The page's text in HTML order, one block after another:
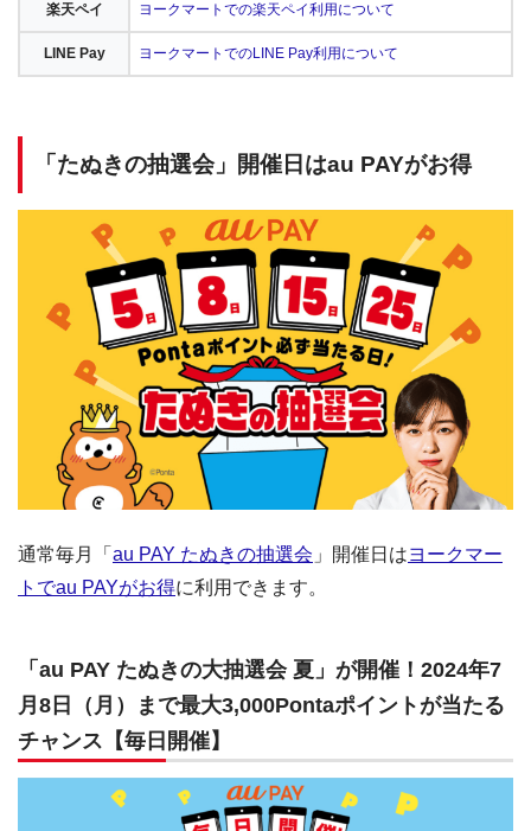
楽天ペイ ヨークマートでの楽天ペイ利用について
LINE Pay ヨークマートでのLINE Pay利用について
「たぬきの抽選会」開催日はau PAYがお得
通常毎月「 au PAY たぬきの抽選会 」開催日はヨークマー
トでau PAYがお得に利用できます。
「au PAY たぬきの大抽選会 夏」が開催！2024年7
月8日（月）まで最大3,000Pontaポイントが当たる
チャンス【毎日開催】